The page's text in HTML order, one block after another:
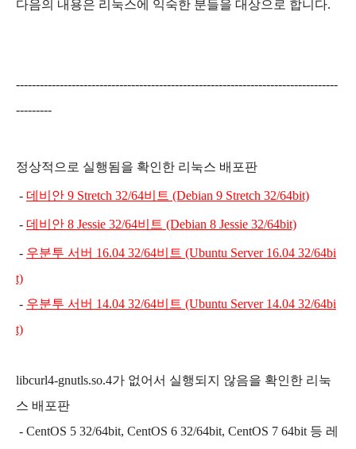
다음의 내용은 리눅스에 익숙한 분들을 대상으로 합니다.
---------------------------------------------------------------------------------
---------
정상적으로 실행됨을 확인한 리눅스 배포판
- 데비안 9 Stretch 32/64비트 (Debian 9 Stretch 32/64bit)
- 데비안 8 Jessie 32/64비트 (Debian 8 Jessie 32/64bit)
- 우분투 서버 16.04 32/64비트 (Ubuntu Server 16.04 32/64bi
t)
- 우분투 서버 14.04 32/64비트 (Ubuntu Server 14.04 32/64bi
t)
libcurl4-gnutls.so.4가 없어서 실행되지 않음을 확인한 리눅
스 배포판
- CentOS 5 32/64bit, CentOS 6 32/64bit, CentOS 7 64bit 등 레